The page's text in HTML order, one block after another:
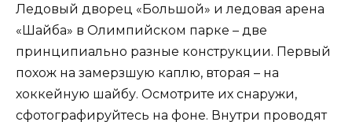
Ледовый дворец «Большой» и ледовая арена
«Шайба» в Олимпийском парке – две
принципиально разные конструкции. Первый
похож на замерзшую каплю, вторая – на
хоккейную шайбу. Осмотрите их снаружи,
сфотографируйтесь на фоне. Внутри проводят